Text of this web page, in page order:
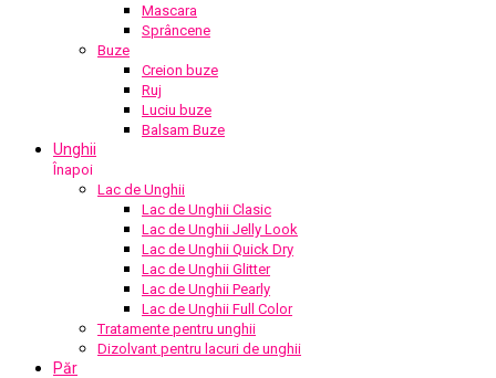
Mascara
Sprâncene
Buze
Creion buze
Ruj
Luciu buze
Balsam Buze
Unghii
Înapoi
Lac de Unghii
Lac de Unghii Clasic
Lac de Unghii Jelly Look
Lac de Unghii Quick Dry
Lac de Unghii Glitter
Lac de Unghii Pearly
Lac de Unghii Full Color
Tratamente pentru unghii
Dizolvant pentru lacuri de unghii
Păr